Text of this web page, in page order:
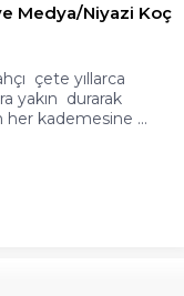
Medya/Niyazi Koç
çete yıllarca
yakın durarak
her kademesine ...